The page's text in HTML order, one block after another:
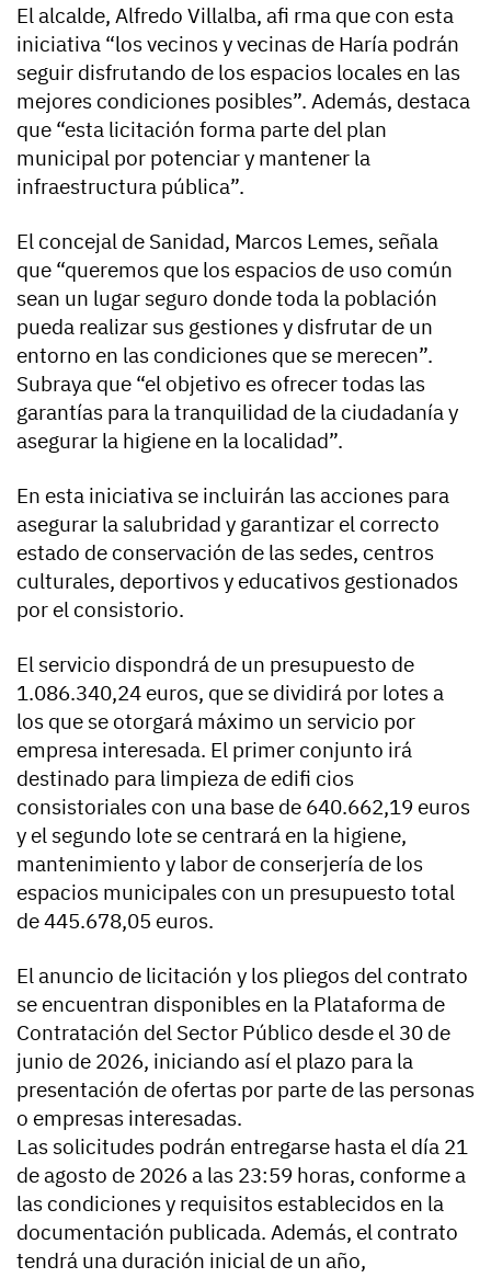
El alcalde, Alfredo Villalba, afi rma que con esta
iniciativa “los vecinos y vecinas de Haría podrán
seguir disfrutando de los espacios locales en las
mejores condiciones posibles”. Además, destaca
que “esta licitación forma parte del plan
municipal por potenciar y mantener la
infraestructura pública”.
El concejal de Sanidad, Marcos Lemes, señala
que “queremos que los espacios de uso común
sean un lugar seguro donde toda la población
pueda realizar sus gestiones y disfrutar de un
entorno en las condiciones que se merecen”.
Subraya que “el objetivo es ofrecer todas las
garantías para la tranquilidad de la ciudadanía y
asegurar la higiene en la localidad”.
En esta iniciativa se incluirán las acciones para
asegurar la salubridad y garantizar el correcto
estado de conservación de las sedes, centros
culturales, deportivos y educativos gestionados
por el consistorio.
El servicio dispondrá de un presupuesto de
1.086.340,24 euros, que se dividirá por lotes a
los que se otorgará máximo un servicio por
empresa interesada. El primer conjunto irá
destinado para limpieza de edifi cios
consistoriales con una base de 640.662,19 euros
y el segundo lote se centrará en la higiene,
mantenimiento y labor de conserjería de los
espacios municipales con un presupuesto total
de 445.678,05 euros.
El anuncio de licitación y los pliegos del contrato
se encuentran disponibles en la Plataforma de
Contratación del Sector Público desde el 30 de
junio de 2026, iniciando así el plazo para la
presentación de ofertas por parte de las personas
o empresas interesadas.
Las solicitudes podrán entregarse hasta el día 21
de agosto de 2026 a las 23:59 horas, conforme a
las condiciones y requisitos establecidos en la
documentación publicada. Además, el contrato
tendrá una duración inicial de un año,